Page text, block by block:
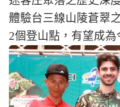
體驗台三線山陵蒼翠
2個登山點，有望成為